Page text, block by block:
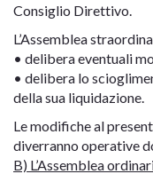
Consiglio Direttivo.
L’Assemblea
• delibera eventuali
• delibera lo
della sua liquidazione.
Le modifiche al
diverranno operative
B) L’Assemblea